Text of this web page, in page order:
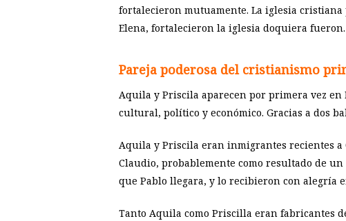
fortalecieron mutuamente. La iglesia
Elena, fortalecieron la iglesia doquiera fueron.
Pareja poderosa del cristianismo
Aquila y Priscila aparecen por primera vez en
cultural, político y económico. Gracias a dos
Aquila y Priscila eran inmigrantes recientes a
Claudio, probablemente como resultado de
que Pablo llegara, y lo recibieron con alegría
Tanto Aquila como Priscilla eran fabricantes